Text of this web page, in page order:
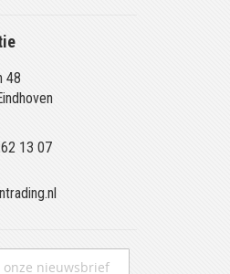
48
13 07